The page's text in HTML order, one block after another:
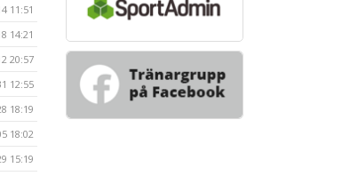
11:51
14:21
20:57
12:55
18:19
18:02
15:19